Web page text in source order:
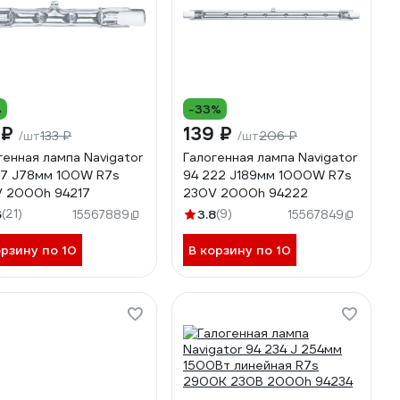
/шт133 ₽
лампа Navigator
J78мм 100W R7s
2000h 94217
(21) 15567889
по 10
-33%
139 ₽ /шт206 ₽
Галогенная лампа Navigator
94 222 J189мм 1000W R7s
230V 2000h 94222
3.8(9) 15567849
В корзину по 10